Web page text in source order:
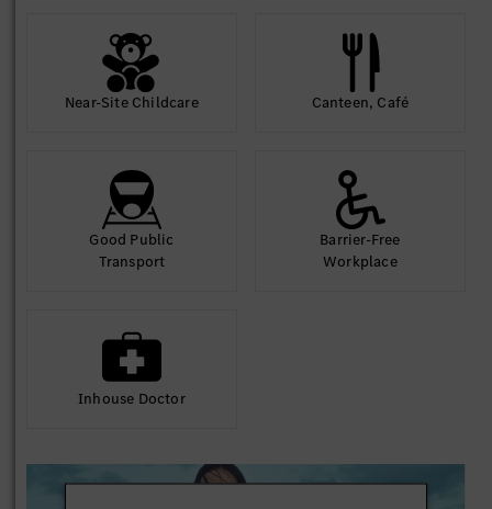
Near-Site Childcare Canteen, Café
Good Public
Transport
Barrier-Free
Workplace
Inhouse Doctor